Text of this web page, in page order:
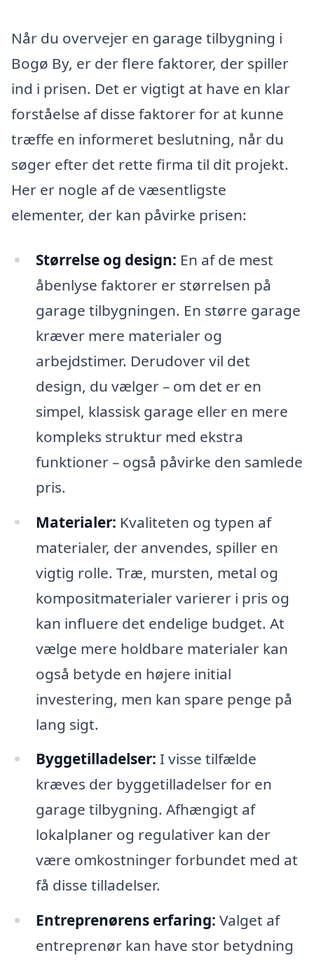
Når du overvejer en garage tilbygning i
Bogø By, er der flere faktorer, der spiller
ind i prisen. Det er vigtigt at have en klar
forståelse af disse faktorer for at kunne
træffe en informeret beslutning, når du
søger efter det rette firma til dit projekt.
Her er nogle af de væsentligste
elementer, der kan påvirke prisen:
Størrelse og design: En af de mest
åbenlyse faktorer er størrelsen på
garage tilbygningen. En større garage
kræver mere materialer og
arbejdstimer. Derudover vil det
design, du vælger – om det er en
simpel, klassisk garage eller en mere
kompleks struktur med ekstra
funktioner – også påvirke den samlede
pris.
Materialer: Kvaliteten og typen af
materialer, der anvendes, spiller en
vigtig rolle. Træ, mursten, metal og
kompositmaterialer varierer i pris og
kan influere det endelige budget. At
vælge mere holdbare materialer kan
også betyde en højere initial
investering, men kan spare penge på
lang sigt.
Byggetilladelser: I visse tilfælde
kræves der byggetilladelser for en
garage tilbygning. Afhængigt af
lokalplaner og regulativer kan der
være omkostninger forbundet med at
få disse tilladelser.
Entreprenørens erfaring: Valget af
entreprenør kan have stor betydning